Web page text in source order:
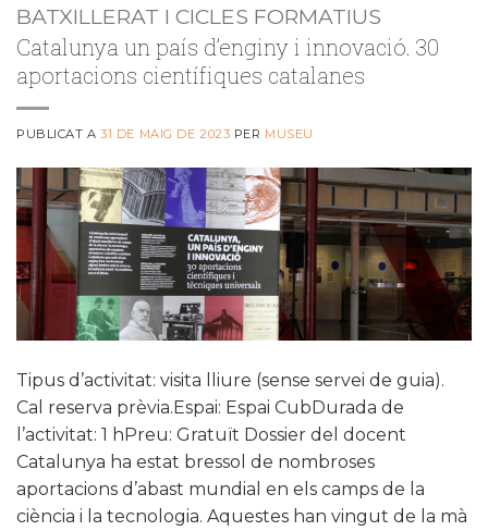
BATXILLERAT I CICLES FORMATIUS
Catalunya un país d’enginy i innovació. 30
aportacions científiques catalanes
PUBLICAT A31 DE MAIG DE 2023 PER MUSEU
Tipus d’activitat: visita lliure (sense servei de guia).
Cal reserva prèvia.Espai: Espai CubDurada de
l’activitat: 1 hPreu: Gratuït Dossier del docent
Catalunya ha estat bressol de nombroses
aportacions d’abast mundial en els camps de la
ciència i la tecnologia. Aquestes han vingut de la mà